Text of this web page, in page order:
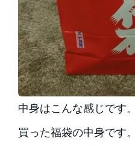
中身はこんな感じです
買った福袋の中身です